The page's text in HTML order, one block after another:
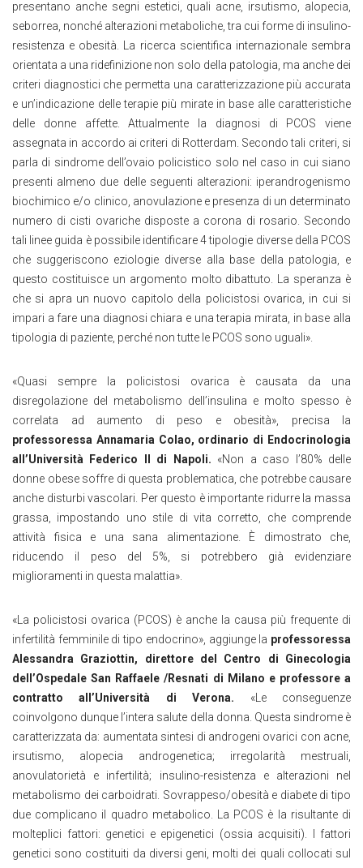
presentano anche segni estetici, quali acne, irsutismo, alopecia,
seborrea, nonché alterazioni metaboliche, tra cui forme di insulino-
resistenza e obesità. La ricerca scientifica internazionale sembra
orientata a una ridefinizione non solo della patologia, ma anche dei
criteri diagnostici che permetta una caratterizzazione più accurata
e un’indicazione delle terapie più mirate in base alle caratteristiche
delle donne affette. Attualmente la diagnosi di PCOS viene
assegnata in accordo ai criteri di Rotterdam. Secondo tali criteri, si
parla di sindrome dell’ovaio policistico solo nel caso in cui siano
presenti almeno due delle seguenti alterazioni: iperandrogenismo
biochimico e/o clinico, anovulazione e presenza di un determinato
numero di cisti ovariche disposte a corona di rosario. Secondo
tali linee guida è possibile identificare 4 tipologie diverse della PCOS
che suggeriscono eziologie diverse alla base della patologia, e
questo costituisce un argomento molto dibattuto. La speranza è
che si apra un nuovo capitolo della policistosi ovarica, in cui si
impari a fare una diagnosi chiara e una terapia mirata, in base alla
tipologia di paziente, perché non tutte le PCOS sono uguali».
«Quasi sempre la policistosi ovarica è causata da una
disregolazione del metabolismo dell’insulina e molto spesso è
correlata ad aumento di peso e obesità», precisa la
professoressa Annamaria Colao, ordinario di Endocrinologia
all’Università Federico II di Napoli. «Non a caso l’80% delle
donne obese soffre di questa problematica, che potrebbe causare
anche disturbi vascolari. Per questo è importante ridurre la massa
grassa, impostando uno stile di vita corretto, che comprende
attività fisica e una sana alimentazione. È dimostrato che,
riducendo il peso del 5%, si potrebbero già evidenziare
miglioramenti in questa malattia».
«La policistosi ovarica (PCOS) è anche la causa più frequente di
infertilità femminile di tipo endocrino», aggiunge la professoressa
Alessandra Graziottin, direttore del Centro di Ginecologia
dell’Ospedale San Raffaele /Resnati di Milano e professore a
contratto all’Università di Verona. «Le conseguenze
coinvolgono dunque l’intera salute della donna. Questa sindrome è
caratterizzata da: aumentata sintesi di androgeni ovarici con acne,
irsutismo, alopecia androgenetica; irregolarità mestruali,
anovulatorietà e infertilità; insulino-resistenza e alterazioni nel
metabolismo dei carboidrati. Sovrappeso/obesità e diabete di tipo
due complicano il quadro metabolico. La PCOS è la risultante di
molteplici fattori: genetici e epigenetici (ossia acquisiti). I fattori
genetici sono costituiti da diversi geni, molti dei quali collocati sul